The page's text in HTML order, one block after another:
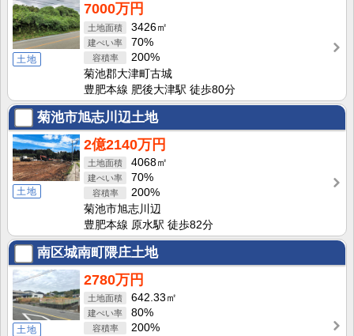
土地
7000万円
3426㎡
70%
200%
菊池郡大津町古城
豊肥本線 肥後大津駅 徒歩80分
菊池市旭志川辺土地
土地
2億2140万円
4068㎡
70%
200%
菊池市旭志川辺
豊肥本線 原水駅 徒歩82分
南区城南町隈庄土地
土地
2780万円
642.33㎡
80%
200%